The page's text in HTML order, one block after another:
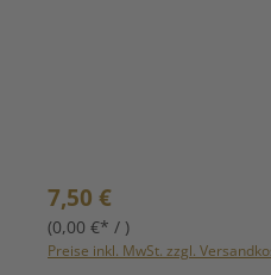
Regulärer Preis:
7,50 €
(0,00 €* / )
Preise inkl. MwSt. zzgl.